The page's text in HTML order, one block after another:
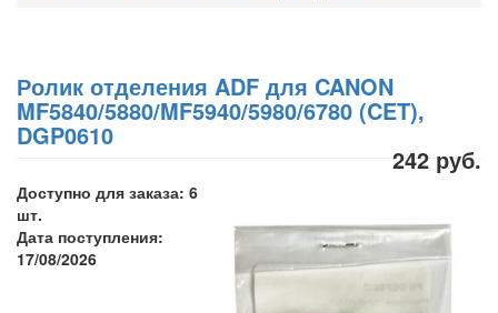
Ролик отделения ADF для CANON
MF5840/5880/MF5940/5980/6780 (CET),
DGP0610
242 руб.
Доступно для заказа: 6
шт.
Дата поступления:
17/08/2026